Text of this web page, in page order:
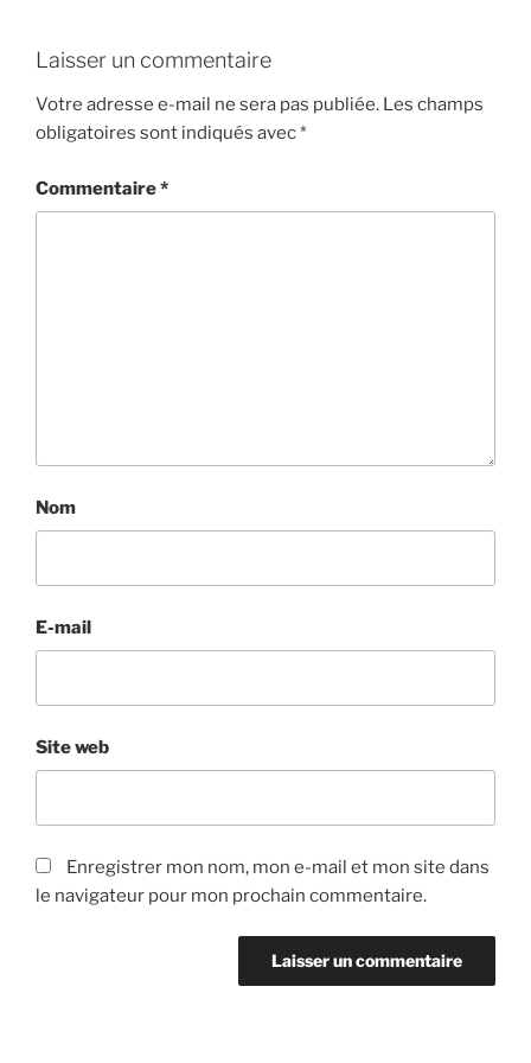
Laisser un commentaire
Votre adresse e-mail ne sera pas publiée. Les champs
obligatoires sont indiqués avec*
Commentaire*
Nom
E-mail
Site web
Enregistrer mon nom, mon e-mail et mon site dans
le navigateur pour mon prochain commentaire.